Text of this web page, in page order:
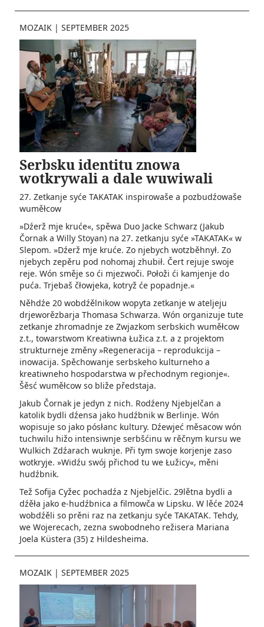
MOZAIK | SEPTEMBER 2025
Serbsku identitu znowa
wotkrywali a dale wuwiwali
27. Zetkanje syće TAKATAK inspirowaše a pozbudźowaše
wuměłcow
»Dźerž mje kruće«, spěwa Duo Jacke Schwarz (Jakub
Čornak a Willy Stoyan) na 27. zetkanju syće »TAKATAK« w
Slepom. »Dźerž mje kruće. Zo njebych wotzběhnył. Zo
njebych zepěru pod nohomaj zhubił. Čert rejuje swoje
reje. Wón směje so ći mjezwoči. Połoži ći kamjenje do
puća. Trjebaš čłowjeka, kotryž će popadnje.«
Něhdźe 20 wobdźělnikow wopyta zetkanje w ateljeju
drjeworězbarja Thomasa Schwarza. Wón organizuje tute
zetkanje zhromadnje ze Zwjazkom serbskich wuměłcow
z.t., towarstwom Kreatiwna Łužica z.t. a z projektom
strukturneje změny »Regeneracija – reprodukcija –
inowacija. Spěchowanje serbskeho kulturneho a
kreatiwneho hospodarstwa w přechodnym regionje«.
Šěsć wuměłcow so bliže předstaja.
Jakub Čornak je jedyn z nich. Rodźeny Njebjelčan a
katolik bydli dźensa jako hudźbnik w Berlinje. Wón
wopisuje so jako pósłanc kultury. Dźewjeć měsacow wón
tuchwilu hižo intensiwnje serbšćinu w rěčnym kursu we
Wulkich Zdźarach wuknje. Při tym swoje korjenje zaso
wotkryje. »Widźu swój přichod tu we Łužicy«, měni
hudźbnik.
Tež Sofija Cyžec pochadźa z Njebjelčic. 29lětna bydli a
dźěła jako e-hudźbnica a filmowča w Lipsku. W lěće 2024
wobdźěli so prěni raz na zetkanju syće TAKATAK. Tehdy,
we Wojerecach, zezna swobodneho režisera Mariana
Joela Küstera­ (35) z Hildesheima.
MOZAIK | SEPTEMBER 2025